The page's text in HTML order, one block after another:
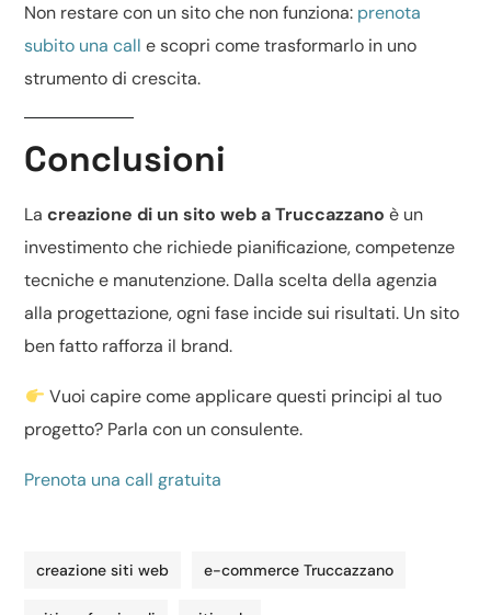
Non restare con un sito che non funziona: prenota
subito una call e scopri come trasformarlo in uno
strumento di crescita.
Conclusioni
Lacreazione di un sito web a Truccazzano è un
investimento che richiede pianificazione, competenze
tecniche e manutenzione. Dalla scelta della agenzia
alla progettazione, ogni fase incide sui risultati. Un sito
ben fatto rafforza il brand.
Vuoi capire come applicare questi principi al tuo
progetto? Parla con un consulente.
Prenota una call gratuita
creazione siti web e-commerce Truccazzano